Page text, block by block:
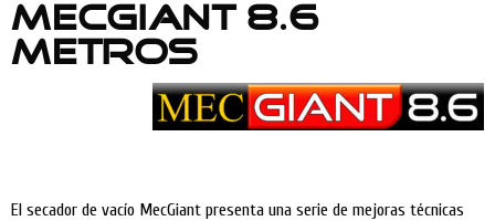
MECGIANT 8.6
METROS
El secador de vacío MecGiant presenta una serie de mejoras técnicas